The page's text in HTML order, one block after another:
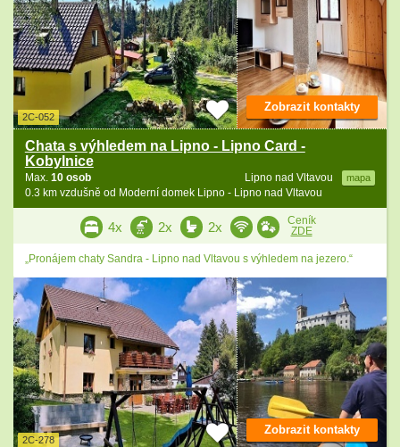
2C-052
Chata s výhledem na Lipno - Lipno Card -
Kobylnice
Lipno nad Vltavou mapa
Max. 10 osob
0.3 km vzdušně od Moderní domek Lipno - Lipno nad Vltavou
Zobrazit kontakty
4x 2x 2x
Ceník
ZDE
„Pronájem chaty Sandra - Lipno nad Vltavou s výhledem na jezero.“
2C-278
Zobrazit kontakty